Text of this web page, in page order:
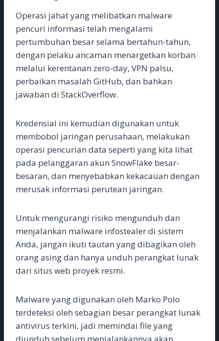
Operasi jahat yang melibatkan malware
pencuri informasi telah mengalami
pertumbuhan besar selama bertahun-tahun,
dengan pelaku ancaman menargetkan korban
melalui kerentanan zero-day, VPN palsu,
perbaikan masalah GitHub, dan bahkan
jawaban di StackOverflow.
Kredensial ini kemudian digunakan untuk
membobol jaringan perusahaan, melakukan
operasi pencurian data seperti yang kita lihat
pada pelanggaran akun SnowFlake besar-
besaran, dan menyebabkan kekacauan dengan
merusak informasi perutean jaringan.
Untuk mengurangi risiko mengunduh dan
menjalankan malware infostealer di sistem
Anda, jangan ikuti tautan yang dibagikan oleh
orang asing dan hanya unduh perangkat lunak
dari situs web proyek resmi.
Malware yang digunakan oleh Marko Polo
terdeteksi oleh sebagian besar perangkat lunak
antivirus terkini, jadi memindai file yang